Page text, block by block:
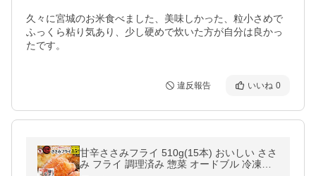
久々に宮城のお米食べました、美味しかった、粒小さめで
ふっくら粘り気あり、少し硬めで炊いた方が自分は良かっ
たです。
違反報告 いいね 0
甘辛ささみフライ 510g(15本) おいしい ささ
み フライ 調理済み 惣菜 オードブル 冷凍食